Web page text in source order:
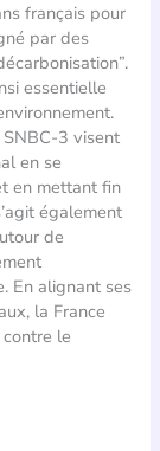
français pour
par des
essentielle
3 visent
en se
en mettant fin
également
de
En alignant ses
la France
le